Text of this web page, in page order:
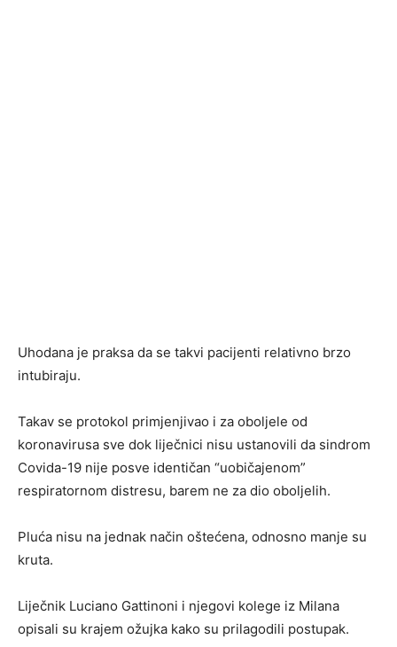
Uhodana je praksa da se takvi pacijenti relativno brzo
intubiraju.
Takav se protokol primjenjivao i za oboljele od
koronavirusa sve dok liječnici nisu ustanovili da sindrom
Covida-19 nije posve identičan “uobičajenom”
respiratornom distresu, barem ne za dio oboljelih.
Pluća nisu na jednak način oštećena, odnosno manje su
kruta.
Liječnik Luciano Gattinoni i njegovi kolege iz Milana
opisali su krajem ožujka kako su prilagodili postupak.